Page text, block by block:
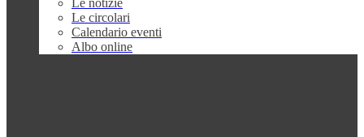
Le notizie
Le circolari
Calendario eventi
Albo online